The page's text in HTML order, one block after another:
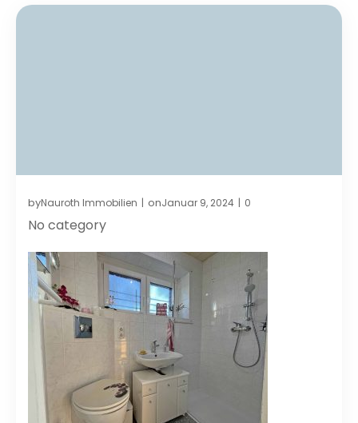
byNauroth Immobilien | onJanuar 9, 2024 | 0
No category